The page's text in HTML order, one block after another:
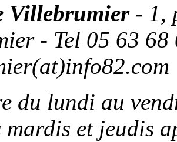
Villebrumier - 1,
- Tel 05 63
du lundi au
mardis et jeudis